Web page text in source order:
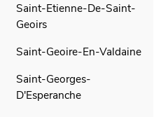
Saint-Etienne-De-Saint-
Geoirs
Saint-Geoire-En-Valdaine
Saint-Georges-
D'Esperanche